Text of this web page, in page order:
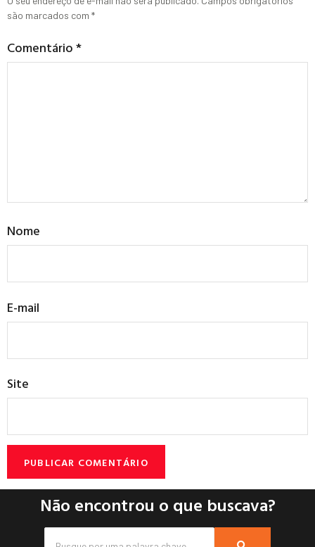
são marcados com *
Comentário*
Nome
E-mail
Site
Não encontrou o que buscava?